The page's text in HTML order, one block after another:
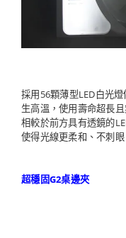
採用56顆薄型LED白光
生高溫，使用壽命超長
相較於前方具有透鏡的
使得光線更柔和、不刺眼
超穩固G2桌邊夾